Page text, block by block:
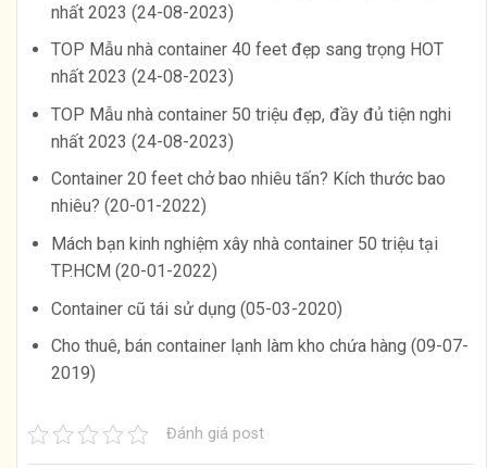
nhất 2023 (24-08-2023)
TOP Mẫu nhà container 40 feet đẹp sang trọng HOT
nhất 2023 (24-08-2023)
TOP Mẫu nhà container 50 triệu đẹp, đầy đủ tiện nghi
nhất 2023 (24-08-2023)
Container 20 feet chở bao nhiêu tấn? Kích thước bao
nhiêu? (20-01-2022)
Mách bạn kinh nghiệm xây nhà container 50 triệu tại
TP.HCM (20-01-2022)
Container cũ tái sử dụng (05-03-2020)
Cho thuê, bán container lạnh làm kho chứa hàng (09-07-
2019)
Đánh giá post